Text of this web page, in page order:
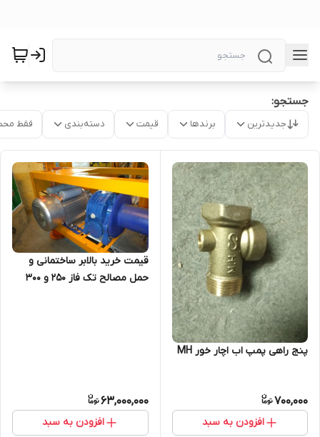
جستجو:
جدیدترین برندها قیمت دسته‌بندی فقط
پنج راهی پمپ اب اچار خور MH
700,000
افزودن به سبد
قیمت خرید بالابر ساختمانی و
حمل مصالح تک فاز 250 و 300
63,000,000
افزودن به سبد